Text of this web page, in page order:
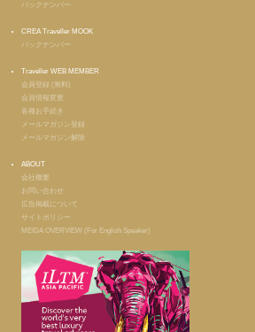
バックナンバー
CREA Traveller MOOK
バックナンバー
Traveller WEB MEMBER
会員登録 (無料)
会員情報変更
各種お手続き
メールマガジン登録
メールマガジン解除
ABOUT
会社概要
お問い合わせ
広告掲載について
サイトポリシー
MEIDA OVERVIEW (For English Speaker)